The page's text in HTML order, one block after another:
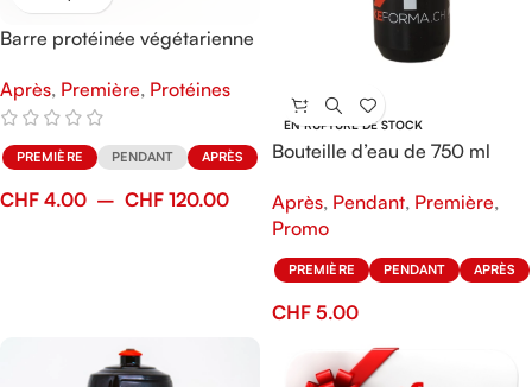
Barre protéinée végétarienne
Après, Première, Protéines
PREMIÈRE PENDANT APRÈS
CHF 4.00 – CHF 120.00
EN RUPTURE DE STOCK
Bouteille d’eau de 750 ml
Après, Pendant, Première,
Promo
PREMIÈRE PENDANT APRÈS
CHF 5.00